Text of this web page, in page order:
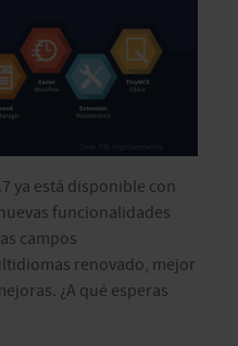
ya está disponible con
funcionalidades
campos
renovado, mejor
¿A qué esperas